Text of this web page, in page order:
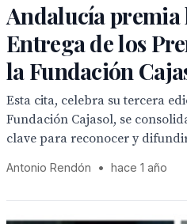
Andalucía premia
Entrega de los
la Fundación
Esta cita, celebra su tercera
Fundación Cajasol, se
clave para reconocer y
Antonio Rendón • hace 1 año